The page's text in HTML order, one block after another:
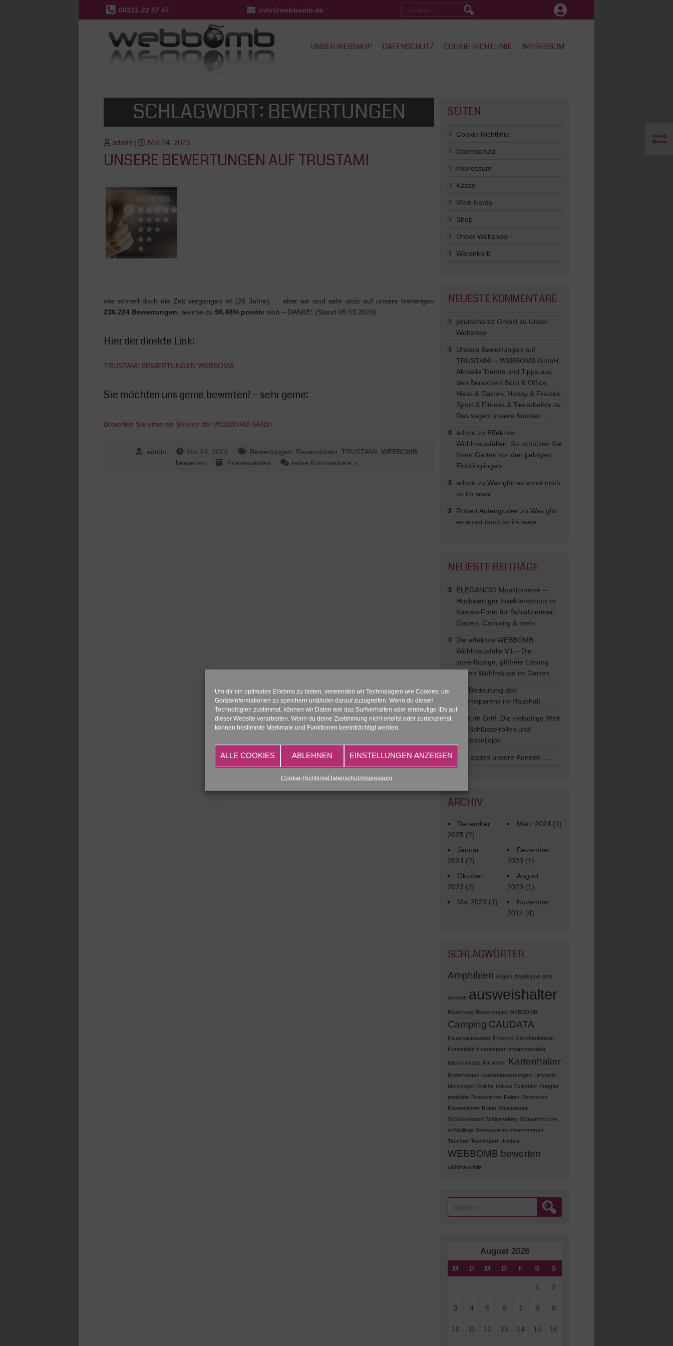
Um dir ein optimales Erlebnis zu bieten, verwenden wir Technologien wie Cookies, um
Geräteinformationen zu speichern und/oder darauf zuzugreifen. Wenn du diesen
Technologien zustimmst, können wir Daten wie das Surfverhalten oder eindeutige IDs auf
dieser Website verarbeiten. Wenn du deine Zustimmung nicht erteilst oder zurückziehst,
können bestimmte Merkmale und Funktionen beeinträchtigt werden.
ALLE COOKIES ABLEHNEN EINSTELLUNGEN ANZEIGEN
Cookie-RichtlinieDatenschutzImpressum
06331-22 57 47 info@webbomb.de
Suchen
nach:
UNSER WEBSHOP DATENSCHUTZ COOKIE-RICHTLINIE IMPRESSUM
SCHLAGWORT: BEWERTUNGEN
admin | Mai 24, 2023
UNSERE BEWERTUNGEN AUF TRUSTAMI
wie schnell doch die Zeit vergangen ist (26 Jahre) … aber wir sind sehr stolz auf unsere bisherigen
236.224 Bewertungen , welche zu 98,48% positiv sind – DANKE! (Stand 08.03.2026)
Hier der direkte Link:
TRUSTAMI BEWERTUNGEN WEBBOMB
Sie möchten uns gerne bewerten? – sehr gerne:
Bewerten Sie unseren Service der WEBBOMB GMBH
admin Mai 24, 2023 Bewertungen Rezensionen TRUSTAMI WEBBOMB
bewerten
Interessantes keine Kommentare »
SEITEN
Cookie-Richtlinie
Datenschutz
Impressum
Kasse
Mein Konto
Shop
Unser Webshop
Warenkorb
NEUESTE KOMMENTARE
yourschantz GmbH zu Unser
Webshop
Unsere Bewertungen auf
TRUSTAMI – WEBBOMB GmbH:
Aktuelle Trends und Tipps aus
den Bereichen Büro & Office,
Haus & Garten, Hobby & Freizeit,
Sport & Fitness & Tierzubehör zu
Das sagen unsere Kunden ….
admin zu Effektive
Wühlmausfallen: So schützen Sie
Ihren Garten vor den pelzigen
Eindringlingen
admin zu Was gibt es sonst noch
so im www ….
Robert Autengruber zu Was gibt
es sonst noch so im www ….
NEUESTE BEITRÄGE
ELEGANCIO Moskitonetze –
Hochwertiger Insektenschutz in
Kasten-Form für Schlafzimmer,
Garten, Camping & mehr
Die effektive WEBBOMB
Wühlmausfalle V1 – Die
zuverlässige, giftfreie Lösung
gegen Wühlmäuse im Garten
Die Bedeutung des
Stromsparens im Haushalt
Alles im Griff: Die vielseitige Welt
der Schlüsselrollen und
Schlüsseljojos
Das sagen unsere Kunden ….
ARCHIV
Dezember
2025 (2)
März 2024 (1)
Januar
2024 (2)
Dezember
2023 (1)
Oktober
2023 (2)
August
2023 (1)
Mai 2023 (1)
November
2014 (4)
SCHLAGWÖRTER
Amphibien Angeln Angelsport atra
aurorae ausweishalter
Bewertung Bewertungen WEBBOMB
Camping CAUDATA
Feuersalamander Frösche Geschenkideen
Hundeleine Hundesport infraimmaculata
interessantes Karabiner Kartenhalter
Kinderwagen Kundenbewertungen Lanyards
Meinungen Molche mäuse Outoddor Prepper
produkte Pseudotriton Reiten Rezension
Rezensionen Ruber Salamandra
Schlüsselband Schlüsselring Schwanzlurche
schädlinge Stromsparen stromzentrum
Tauchen Tauchsport Urodela
WEBBOMB bewerten
wühlmausfalle
August 2026
M D M D F S S
1 2
3 4 5 6 7 8 9
10 11 12 13 14 15 16